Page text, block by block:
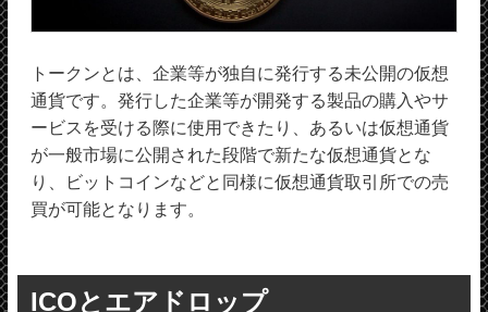
トークンとは、企業等が独自に発行する未公開の仮想
通貨です。発行した企業等が開発する製品の購入やサ
ービスを受ける際に使用できたり、あるいは仮想通貨
が一般市場に公開された段階で新たな仮想通貨とな
り、ビットコインなどと同様に仮想通貨取引所での売
買が可能となります。
ICOとエアドロップ